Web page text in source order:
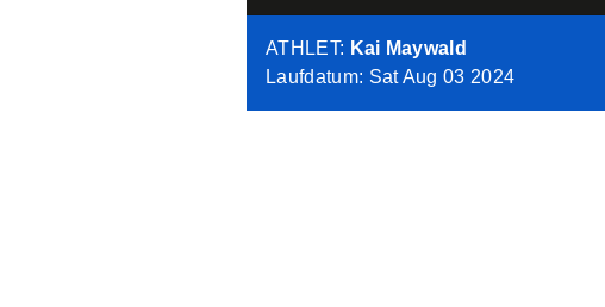
ATHLET: Kai Maywald
Laufdatum: Sat Aug 03 2024